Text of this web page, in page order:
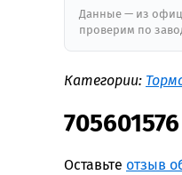
Данные — из
проверим по
Категории:
Оставьте отзыв